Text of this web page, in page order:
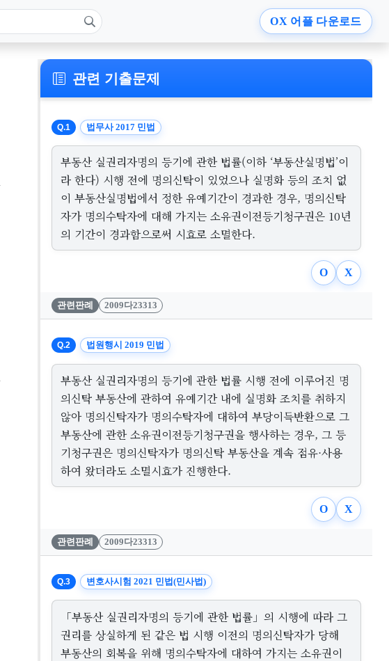
OX 어플 다운로드
관련 기출문제
Q.1 법무사 2017 민법
부동산 실권리자명의 등기에 관한 법률(이하 ‘부동산실명법’이
라 한다) 시행 전에 명의신탁이 있었으나 실명화 등의 조치 없
이 부동산실명법에서 정한 유예기간이 경과한 경우, 명의신탁
자가 명의수탁자에 대해 가지는 소유권이전등기청구권은 10년
의 기간이 경과함으로써 시효로 소멸한다.
O X
관련판례 2009다23313
Q.2 법원행시 2019 민법
부동산 실권리자명의 등기에 관한 법률 시행 전에 이루어진 명
의신탁 부동산에 관하여 유예기간 내에 실명화 조치를 취하지
않아 명의신탁자가 명의수탁자에 대하여 부당이득반환으로 그
부동산에 관한 소유권이전등기청구권을 행사하는 경우, 그 등
기청구권은 명의신탁자가 명의신탁 부동산을 계속 점유·사용
하여 왔더라도 소멸시효가 진행한다.
O X
관련판례 2009다23313
Q.3 변호사시험 2021 민법(민사법)
「부동산 실권리자명의 등기에 관한 법률」의 시행에 따라 그
권리를 상실하게 된 같은 법 시행 이전의 명의신탁자가 당해
부동산의 회복을 위해 명의수탁자에 대하여 가지는 소유권이